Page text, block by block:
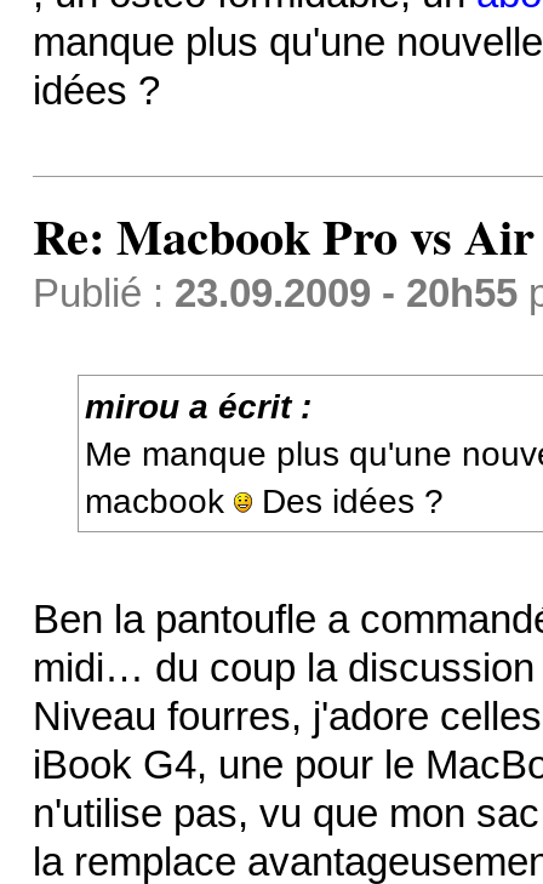
manque plus qu'une
idées ?
Re: Macbook Pro vs Air
Publié : 23.09.2009 - 20h55
mirou a écrit :
Me manque plus qu'une
macbook
Des idées ?
Ben la pantoufle a
midi… du coup la
Niveau fourres, j'adore
iBook G4, une pour le
n'utilise pas, vu que mon
la remplace